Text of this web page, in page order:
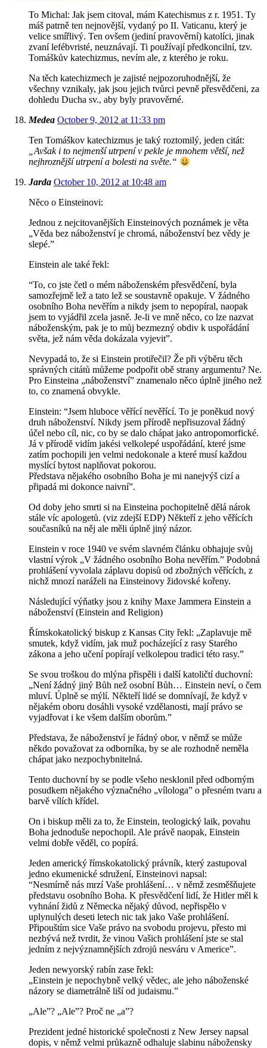
To Michal: Jak jsem citoval, mám Katechismus z r. 1951. Ty
máš patrně ten nejnovější, vydaný po II. Vaticanu, který je
velice smířlivý. Ten ovšem (jediní pravověrní) katolíci, jinak
zvaní lefébvristé, neuznávají. Ti používají předkoncilní, tzv.
Tomáškův katechizmus, nevím ale, z kterého je roku.
Na těch katechizmech je zajisté nejpozoruhodnější, že
všechny vznikaly, jak jsou jejich tvůrci pevně přesvědčeni, za
dohledu Ducha sv., aby byly pravověrné.
Medea October 9, 2012 at 11:33 pm
Ten Tomáškov katechizmus je taký roztomilý, jeden citát:
„Avšak i to nejmenší utrpení v pekle je mnohem větší, než
nejhroznější utrpení a bolesti na světe.“
Jarda October 10, 2012 at 10:48 am
Něco o Einsteinovi:
Jednou z nejcitovanějších Einsteinových poznámek je věta
„Věda bez náboženství je chromá, náboženství bez vědy je
slepé.”
Einstein ale také řekl:
“To, co jste četl o mém náboženském přesvědčení, byla
samozřejmě lež a tato lež se soustavně opakuje. V žádného
osobního Boha nevěřím a nikdy jsem to nepopíral, naopak
jsem to vyjádřil zcela jasně. Je-li ve mně něco, co lze nazvat
náboženským, pak je to můj bezmezný obdiv k uspořádání
světa, jež nám věda dokázala vyjevit”.
Nevypadá to, že si Einstein protiřečil? Že při výběru těch
správných citátů můžeme podpořit obě strany argumentu? Ne.
Pro Einsteina „náboženství” znamenalo něco úplně jiného než
to, co znamená obvykle.
Einstein: “Jsem hluboce věřící nevěřící. To je poněkud nový
druh náboženství. Nikdy jsem přírodě nepřisuzoval žádný
účel nebo cíl, nic, co by se dalo chápat jako antropomorfické.
Já v přírodě vidím jakési velkolepé uspořádání, které jsme
zatím pochopili jen velmi nedokonale a které musí každou
myslící bytost naplňovat pokorou.
Představa nějakého osobního Boha je mi nanejvýš cizí a
připadá mi dokonce naivní”.
Od doby jeho smrti si na Einsteina pochopitelně dělá nárok
stále víc apologetů. (viz zdejší EDP) Někteří z jeho věřících
současníků na něj ale měli úplně jiný názor.
Einstein v roce 1940 ve svém slavném článku obhajuje svůj
vlastní výrok „V žádného osobního Boha nevěřím.” Podobná
prohlášení vyvolala záplavu dopisů od zbožných věřících, z
nichž mnozí naráželi na Einsteinovy židovské kořeny.
Následující výňatky jsou z knihy Maxe Jammera Einstein a
náboženství (Einstein and Religion)
Římskokatolický biskup z Kansas City řekl: „Zaplavuje mě
smutek, když vidím, jak muž pocházející z rasy Starého
zákona a jeho učení popírají velkolepou tradici této rasy.”
Se svou troškou do mlýna přispěli i další katoličtí duchovní:
„Není žádný jiný Bůh než osobní Bůh… Einstein neví, o čem
mluví. Úplně se mýlí. Někteří lidé se domnívají, že když v
nějakém oboru dosáhli vysoké vzdělanosti, mají právo se
vyjadřovat i ke všem dalším oborům.”
Představa, že náboženství je řádný obor, v němž se může
někdo považovat za odborníka, by se ale rozhodně neměla
chápat jako nezpochybnitelná.
Tento duchovní by se podle všeho nesklonil před odborným
posudkem nějakého význačného „vílologa” o přesném tvaru a
barvě vílích křídel.
On i biskup měli za to, že Einstein, teologický laik, povahu
Boha jednoduše nepochopil. Ale právě naopak, Einstein
velmi dobře věděl, co popírá.
Jeden americký římskokatolický právník, který zastupoval
jedno ekumenické sdružení, Einsteinovi napsal:
“Nesmírně nás mrzí Vaše prohlášení… v němž zesměšňujete
představu osobního Boha. K přesvědčení lidí, že Hitler měl k
vyhnání židů z Německa nějaký důvod, nepřispělo v
uplynulých deseti letech nic tak jako Vaše prohlášení.
Připouštím sice Vaše právo na svobodu projevu, přesto mi
nezbývá než tvrdit, že vinou Vašich prohlášení jste se stal
jedním z nejvýznamnějších zdrojů nesváru v Americe”.
Jeden newyorský rabín zase řekl:
„Einstein je nepochybně velký vědec, ale jeho náboženské
názory se diametrálně liší od judaismu.”
„Ale”? „Ale”? Proč ne „a”?
Prezident jedné historické společnosti z New Jersey napsal
dopis, v němž velmi průkazně odhaluje slabinu nábožensky